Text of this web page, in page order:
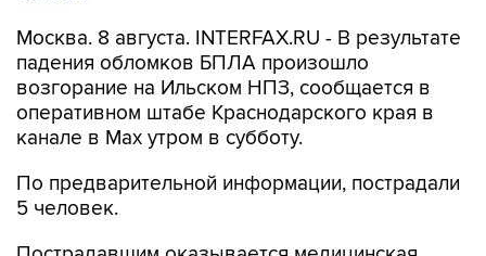
возгорание на Ильском НПЗ, сообщается в
оперативном штабе Краснодарского края в
канале в Max утром в субботу.
По предварительной информации, пострадали
Пострадавшим оказывается медицинская